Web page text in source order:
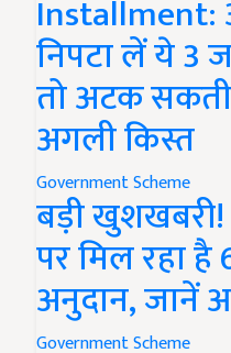
निपटा लें ये 3
तो अटक सकती
अगली किस्त
Government Scheme
बड़ी
पर मिल रहा
अनुदान, जानें
Government Scheme